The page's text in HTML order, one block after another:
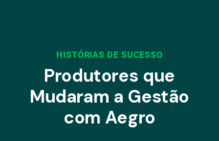
HISTÓRIAS DE SUCESSO
Produtores que
Mudaram a Gestão
com Aegro